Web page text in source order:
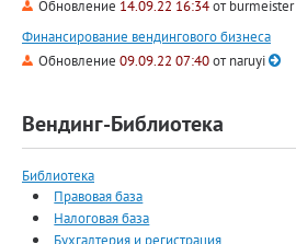
Обновление 14.09.22 16:34отburmeister
Финансирование вендингового бизнеса
Обновление 09.09.22 07:40отnaruyi
Вендинг-Библиотека
Библиотека
Правовая база
Налоговая база
Бухгалтерия и регистрация